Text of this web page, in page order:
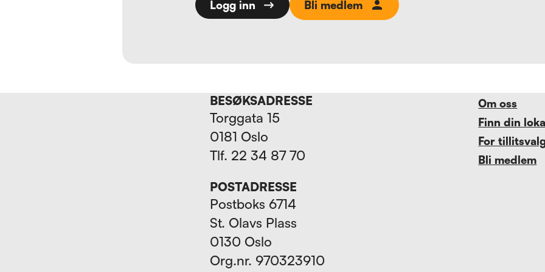
Logg inn Bli medlem
BESØKSADRESSE
Torggata 15
0181 Oslo
Tlf. 22 34 87 70
POSTADRESSE
Postboks 6714
St. Olavs Plass
0130 Oslo
Org.nr. 970323910
Om oss
Finn din
For
Bli medlem